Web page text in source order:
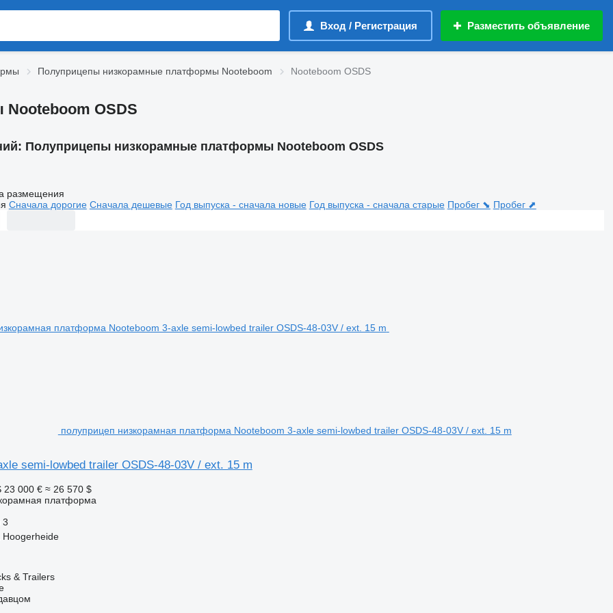
Вход / Регистрация Разместить объявление
Полуприцепы низкорамные платформы Nooteboom Nooteboom OSDS
OSDS
Полуприцепы низкорамные платформы Nooteboom OSDS
размещения
Сначала дорогие Сначала дешевые Год выпуска - сначала новые Год выпуска - сначала старые Пробег ⬊ Пробег ⬈
полуприцеп низкорамная платформа Nooteboom 3-axle semi-lowbed trailer OSDS-48-03V / ext. 15 m
semi-lowbed trailer OSDS-48-03V / ext. 15 m
23 000 € ≈ 26 570 $
платформа
3
& Trailers